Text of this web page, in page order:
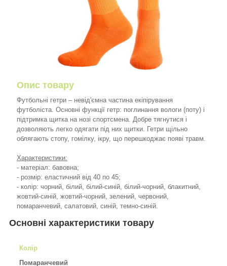
Опис товару
Футбольні гетри – невід'ємна частина екіпірування
футболіста. Основні функції гетр: поглинання вологи (поту) і
підтримка щитка на нозі спортсмена. Добре тягнутися і
дозволяють легко одягати під них щитки. Гетри щільно
облягають стопу, гомілку, ікру, що перешкоджає появі травм.
Характеристики:
- матеріал: бавовна;
- розмір: еластичний від 40 по 45;
- колір: чорний, білий, білий-синій, білий-чорний, блакитний,
жовтий-синій, жовтий-чорний, зелений, червоний,
помаранчевий, салатовий, синій, темно-синій.
Основні характеристики товару
Колір
Помаранчевий